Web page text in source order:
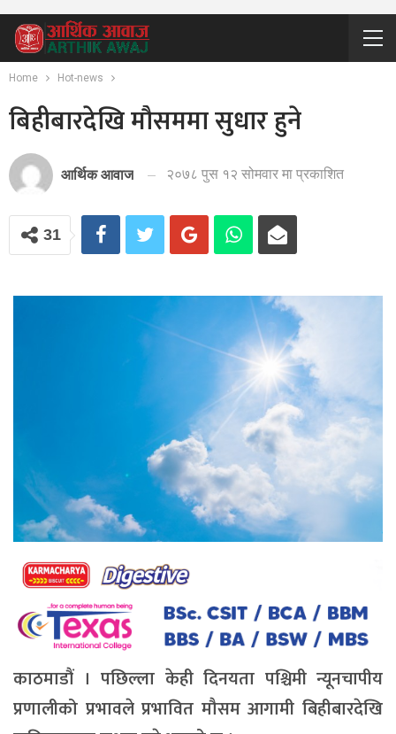
Home Hot-news
बिहीबारदेखि मौसममा सुधार हुने
आर्थिक आवाज २०७८ पुस १२ सोमवार मा प्रकाशित
31
काठमाडौं । पछिल्ला केही दिनयता पश्चिमी न्यूनचापीय
प्रणालीको प्रभावले प्रभावित मौसम आगामी बिहीबारदेखि